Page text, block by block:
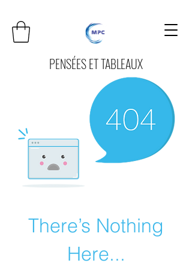
PENSÉES ET TABLEAUX
There’s Nothing
Here...